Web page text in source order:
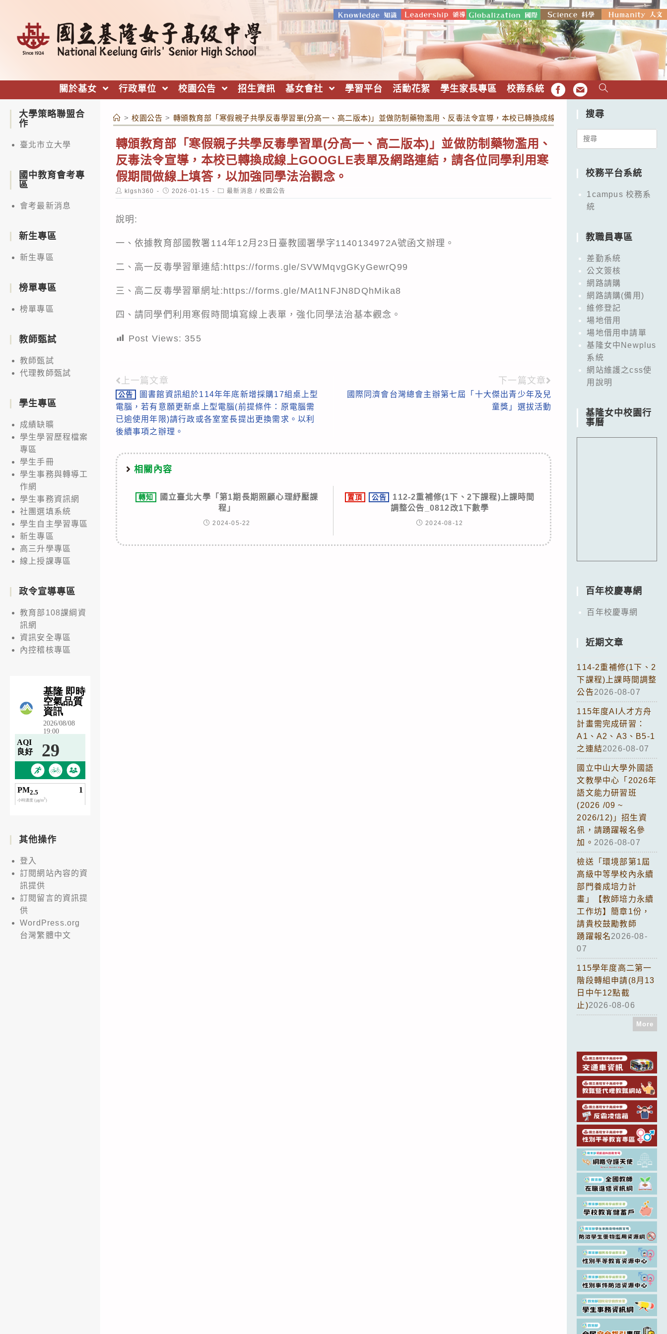
關於基女 行政單位 校園公告 招生資訊 基女會社 學習平台 活動花絮 學生家長專區 校務系統 FB EMAIL
> 校園公告 > 轉頒教育部「寒假親子共學反毒學習單(分高一、高二版本)」並做防制藥物濫用、反毒法令宣導，本校已轉換成線上GOOGLE表單及網路連結，
轉頒教育部「寒假親子共學反毒學習單(分高一、高二版本)」並做防制藥物濫用、
反毒法令宣導，本校已轉換成線上GOOGLE表單及網路連結，請各位同學利用寒
假期間做線上填答，以加強同學法治觀念。
Post
author:
klgsh360
Post
published:
2026-01-15
Post
category:
最新消息 / 校園公告
說明:
一、依據教育部國教署114年12月23日臺教國署學字1140134972A號函文辦理。
二、高一反毒學習單連結:https://forms.gle/SVWMqvgGKyGewrQ99
三、高二反毒學習單網址:https://forms.gle/MAt1NFJN8DQhMika8
四、請同學們利用寒假時間填寫線上表單，強化同學法治基本觀念。
Post Views: 355
Read
more
articles
上一篇文章
公告
圖書館資訊組於114年年底新增採購17組桌上型
電腦，若有意願更新桌上型電腦(前提條件：原電腦需
已逾使用年限)請行政或各室室長提出更換需求。以利
後續事項之辦理。
下一篇文章
國際同濟會台灣總會主辦第七屆「十大傑出青少年及兒
童獎」選拔活動
相關內容
轉知
國立臺北大學「第1期長期照顧心理紓壓課
程」
2024-05-22
置頂 公告
112-2重補修(1下、2下課程)上課時間
調整公告_0812改1下數學
2024-08-12
大學策略聯盟合
作
臺北市立大學
國中教育會考專
區
會考最新消息
新生專區
新生專區
榜單專區
榜單專區
教師甄試
教師甄試
代理教師甄試
學生專區
成績缺曠
學生學習歷程檔案
專區
學生手冊
學生事務與轉導工
作網
學生事務資訊網
社團選填系統
學生自主學習專區
新生專區
高三升學專區
線上授課專區
政令宣導專區
教育部108課綱資
訊網
資訊安全專區
內控稽核專區
其他操作
登入
訂閱網站內容的資
訊提供
訂閱留言的資訊提
供
WordPress.org
台灣繁體中文
搜尋
Search
校務平台系統
1campus 校務系
統
教職員專區
差勤系統
公文簽核
網路請購
網路請購(備用)
維修登記
場地借用
場地借用申請單
基隆女中Newplus
系統
網站維護之css使
用說明
基隆女中校園行
事曆
百年校慶專網
百年校慶專網
近期文章
114-2重補修(1下、2
下課程)上課時間調整
公告2026-08-07
115年度AI人才方舟
計畫需完成研習：
A1、A2、A3、B5-1
之連結2026-08-07
國立中山大學外國語
文教學中心「2026年
語文能力研習班
(2026 /09 ~
2026/12)」招生資
訊，請踴躍報名參
加。 2026-08-07
檢送「環境部第1屆
高級中等學校內永續
部門養成培力計
畫」【教師培力永續
工作坊】簡章1份，
請貴校鼓勵教師
踴躍報名2026-08-
07
115學年度高二第一
階段轉組申請(8月13
日中午12點截
止)2026-08-06
More